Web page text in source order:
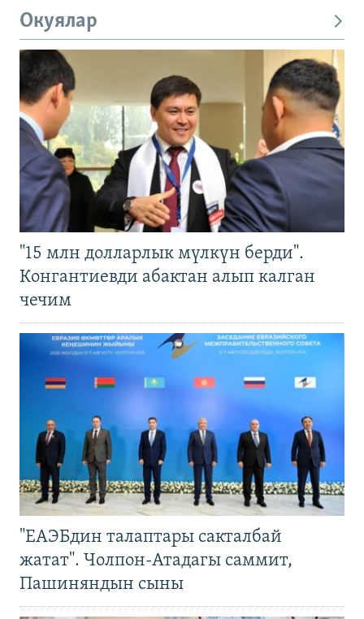
Окуялар
"15 млн долларлык мүлкүн берди".
Конгантиевди абактан алып калган
чечим
"ЕАЭБдин талаптары сакталбай
жатат". Чолпон-Атадагы саммит,
Пашиняндын сыны